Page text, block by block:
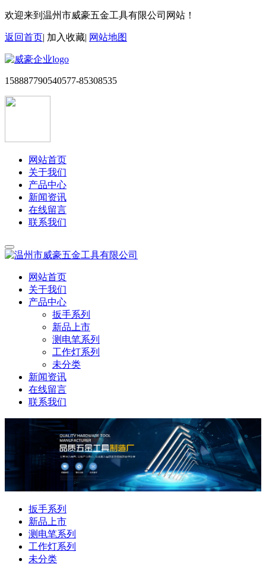
欢迎来到温州市威豪五金工具有限公司网站！
返回首页| 加入收藏| 网站地图
158887790540577-85308535
网站首页
关于我们
产品中心
新闻资讯
在线留言
联系我们
网站首页
关于我们
产品中心
扳手系列
新品上市
测电笔系列
工作灯系列
未分类
新闻资讯
在线留言
联系我们
扳手系列
新品上市
测电笔系列
工作灯系列
未分类